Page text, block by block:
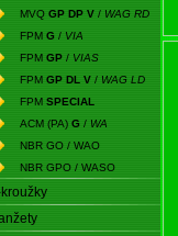
MVQ GP DP V / WAG RD
FPM G / VIA
FPM GP / VIAS
FPM GP DL V / WAG LD
FPM SPECIAL
ACM (PA) G / WA
NBR GO / WAO
NBR GPO / WASO